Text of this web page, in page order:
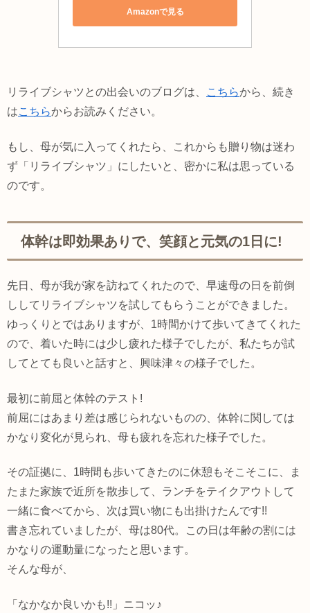
Amazonで見る
リライブシャツとの出会いのブログは、 こちらから、続き
はこちらからお読みください。
もし、母が気に入ってくれたら、これからも贈り物は迷わ
ず「リライブシャツ」にしたいと、密かに私は思っている
のです。
体幹は即効果ありで、笑顔と元気の1日に!
先日、母が我が家を訪ねてくれたので、早速母の日を前倒
ししてリライブシャツを試してもらうことができました。
ゆっくりとではありますが、1時間かけて歩いてきてくれた
ので、着いた時には少し疲れた様子でしたが、私たちが試
してとても良いと話すと、興味津々の様子でした。
最初に前屈と体幹のテスト!
前屈にはあまり差は感じられないものの、体幹に関しては
かなり変化が見られ、母も疲れを忘れた様子でした。
その証拠に、1時間も歩いてきたのに休憩もそこそこに、ま
たまた家族で近所を散歩して、ランチをテイクアウトして
一緒に食べてから、次は買い物にも出掛けたんです!!
書き忘れていましたが、母は80代。この日は年齢の割には
かなりの運動量になったと思います。
そんな母が、
「なかなか良いかも!!」ニコッ♪